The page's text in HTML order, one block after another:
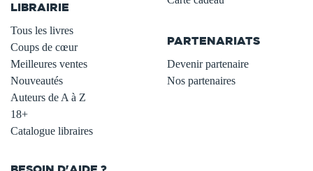
LIBRAIRIE
Tous les livres
Coups de cœur
Meilleures ventes
Nouveautés
Auteurs de A à Z
18+
Catalogue libraires
PARTENARIATS
Devenir partenaire
Nos partenaires